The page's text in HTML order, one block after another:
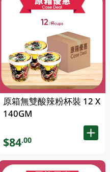
原箱無雙酸辣粉杯裝 12 X
140GM
$84.00